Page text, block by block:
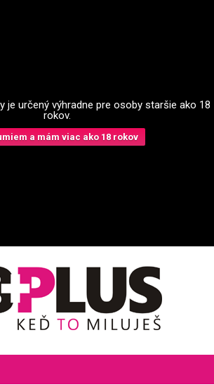
je určený výhradne pre osoby staršie ako 18
rokov.
a mám viac ako 18 rokov